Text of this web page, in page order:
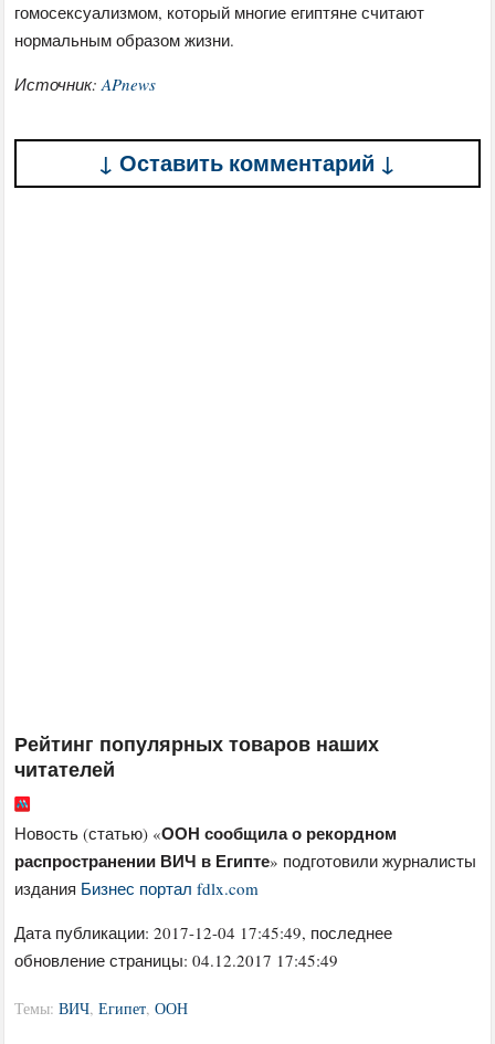
гомосексуализмом, который многие египтяне считают
нормальным образом жизни.
Источник:APnews
↓ Оставить комментарий ↓
Рейтинг популярных товаров наших
читателей
Новость (статью) «ООН сообщила о рекордном
распространении ВИЧ в Египте» подготовили журналисты
издания Бизнес портал fdlx.com
Дата публикации:2017-12-04 17:45:49, последнее
обновление страницы: 04.12.2017 17:45:49
Темы:ВИЧ,Египет,ООН